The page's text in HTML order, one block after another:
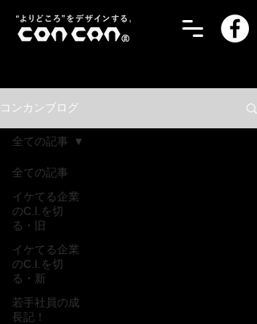
コンカンブログ
全ての記事
イケてる企業
のC.I.を切
る・旧
イケてる企業
のC.I.を切
る・新
若手社員の成
長記！
全ての記事